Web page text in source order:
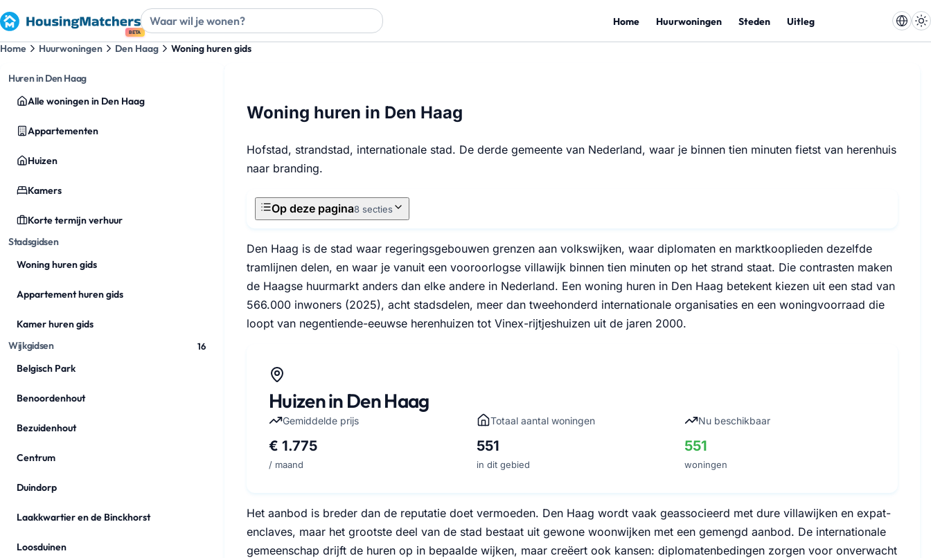
BETA
Home Huurwoningen Steden Uitleg
Home Huurwoningen Den Haag Woning huren gids
Huren in Den Haag
Alle woningen in Den Haag
Appartementen
Huizen
Kamers
Korte termijn verhuur
Stadsgidsen
Woning huren gids
Appartement huren gids
Kamer huren gids
Wijkgidsen
16
Belgisch Park
Benoordenhout
Bezuidenhout
Centrum
Duindorp
Laakkwartier en de Binckhorst
Loosduinen
Woning huren in Den Haag
Hofstad, strandstad, internationale stad. De derde gemeente van Nederland, waar je binnen tien minuten fietst van herenhuis
naar branding.
Op deze pagina8 secties
Den Haag is de stad waar regeringsgebouwen grenzen aan volkswijken, waar diplomaten en marktkooplieden dezelfde
tramlijnen delen, en waar je vanuit een vooroorlogse villawijk binnen tien minuten op het strand staat. Die contrasten maken
de Haagse huurmarkt anders dan elke andere in Nederland. Een woning huren in Den Haag betekent kiezen uit een stad van
566.000 inwoners (2025), acht stadsdelen, meer dan tweehonderd internationale organisaties en een woningvoorraad die
loopt van negentiende-eeuwse herenhuizen tot Vinex-rijtjeshuizen uit de jaren 2000.
Huizen in Den Haag
Gemiddelde prijs
€ 1.775
/ maand
Totaal aantal woningen
551
in dit gebied
Nu beschikbaar
551
woningen
Het aanbod is breder dan de reputatie doet vermoeden. Den Haag wordt vaak geassocieerd met dure villawijken en expat-
enclaves, maar het grootste deel van de stad bestaat uit gewone woonwijken met een gemengd aanbod. De internationale
gemeenschap drijft de huren op in bepaalde wijken, maar creëert ook kansen: diplomatenbedingen zorgen voor onverwacht